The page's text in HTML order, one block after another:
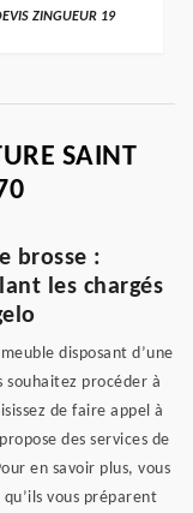
ZINGUEUR 19
SAINT
brosse :
les chargés
disposant d’une
souhaitez procéder à
de faire appel à
des services de
en savoir plus, vous
vous préparent